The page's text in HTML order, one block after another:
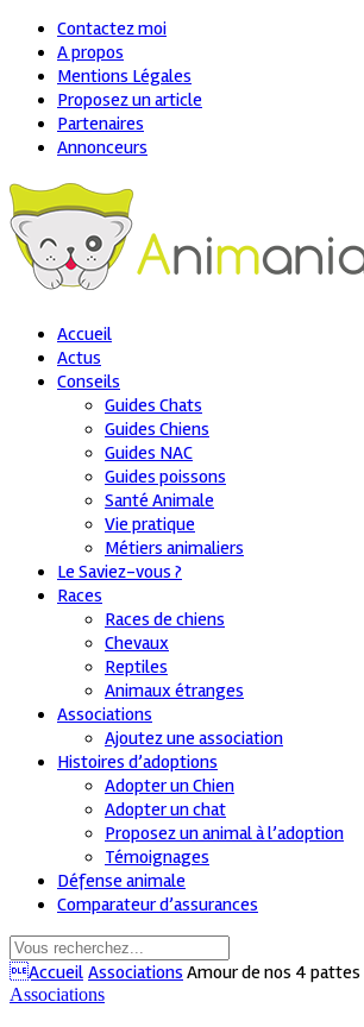
Contactez moi
A propos
Mentions Légales
Proposez un article
Partenaires
Annonceurs
Accueil
Actus
Conseils
Guides Chats
Guides Chiens
Guides NAC
Guides poissons
Santé Animale
Vie pratique
Métiers animaliers
Le Saviez-vous ?
Races
Races de chiens
Chevaux
Reptiles
Animaux étranges
Associations
Ajoutez une association
Histoires d’adoptions
Adopter un Chien
Adopter un chat
Proposez un animal à l’adoption
Témoignages
Défense animale
Comparateur d’assurances
Accueil Associations Amour de nos 4 pattes
Associations